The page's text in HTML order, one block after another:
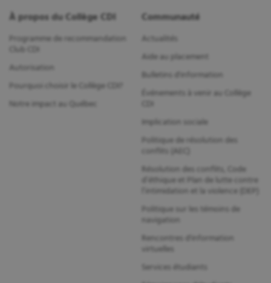
À propos du Collège CDI
Programme de recommandation
Club CDI
Autorisation
Pourquoi choisir le Collège CDI?
Notre impact au Québec
Communauté
Actualités
Aide au placement
Bulletins d'information
Événements à venir au Collège
CDI
Implication sociale
Politique de résolution des
conflits (AEC)
Résolution des conflits, Code
d’éthique et Plan de lutte contre
l’intimidation et la violence (DEP)
Politique sur les témoins de
navigation
Rencontres d'information
virtuelles
Services étudiants